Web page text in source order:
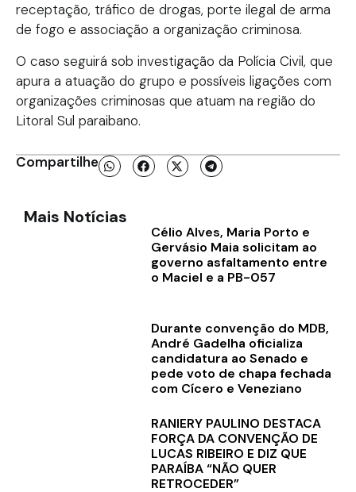
receptação, tráfico de drogas, porte ilegal de arma
de fogo e associação a organização criminosa.
O caso seguirá sob investigação da Polícia Civil, que
apura a atuação do grupo e possíveis ligações com
organizações criminosas que atuam na região do
Litoral Sul paraibano.
Compartilhe
Mais Notícias
Célio Alves, Maria Porto e
Gervásio Maia solicitam ao
governo asfaltamento entre
o Maciel e a PB-057
Durante convenção do MDB,
André Gadelha oficializa
candidatura ao Senado e
pede voto de chapa fechada
com Cícero e Veneziano
RANIERY PAULINO DESTACA
FORÇA DA CONVENÇÃO DE
LUCAS RIBEIRO E DIZ QUE
PARAÍBA “NÃO QUER
RETROCEDER”